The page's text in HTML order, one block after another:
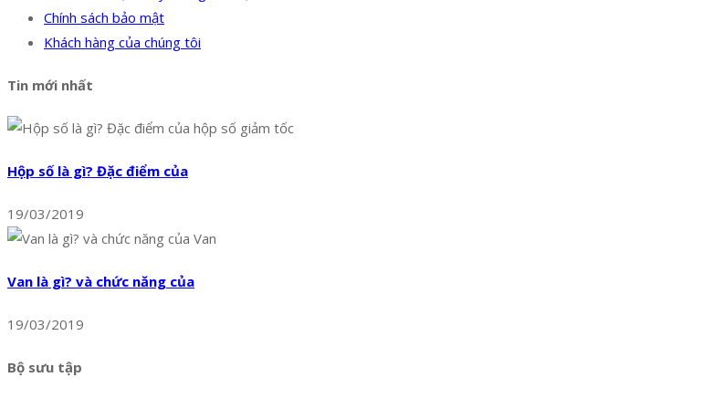
Chính sách bảo mật
Khách hàng của chúng tôi
Tin mới nhất
Hộp số là gì? Đặc điểm của
19/03/2019
Van là gì? và chức năng của
19/03/2019
Bộ sưu tập